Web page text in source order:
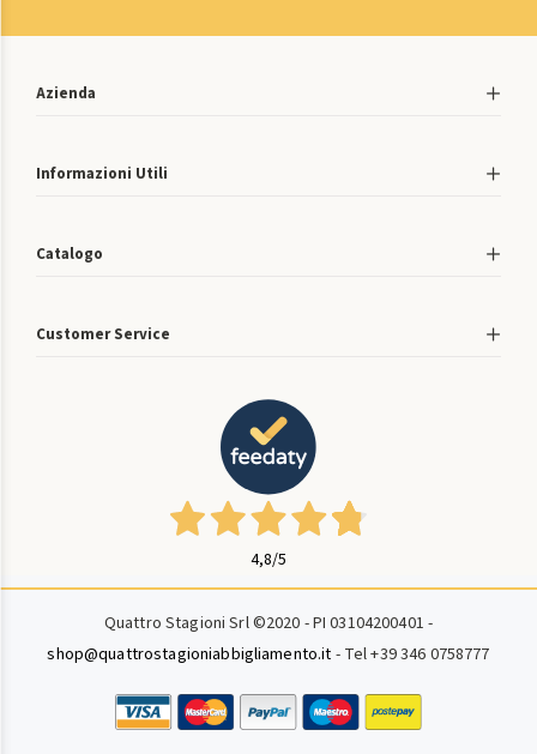
Azienda
Informazioni Utili
Catalogo
Customer Service
4,8/5
Quattro Stagioni Srl ©2020 - PI 03104200401 -
shop@quattrostagioniabbigliamento.it - Tel +39 346 0758777